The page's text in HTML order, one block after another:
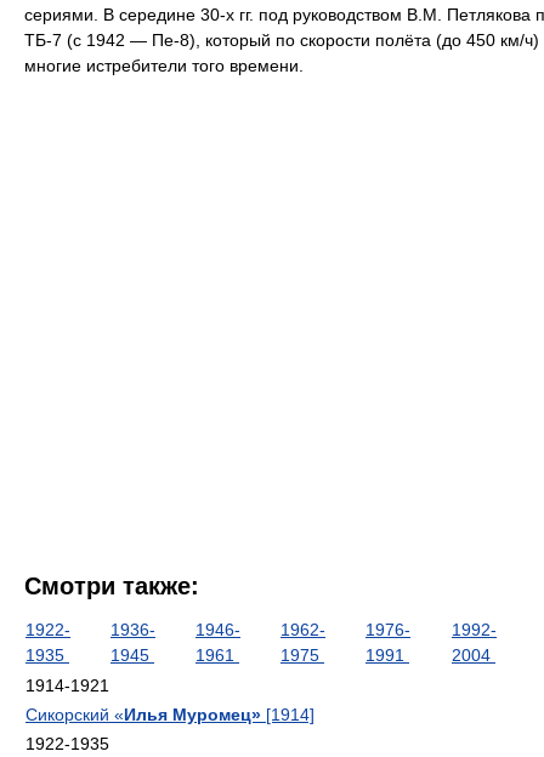
сериями. В середине 30-х гг. под руководством В.М. Петлякова
ТБ-7 (с 1942 — Пе-8), который по скорости полёта (до 450 км/ч)
многие истребители того времени.
Смотри также:
1922-
1935
1936-
1945
1946-
1961
1962-
1975
1976-
1991
1992-
2004
1914-1921
Сикорский «Илья Муромец» [1914]
1922-1935